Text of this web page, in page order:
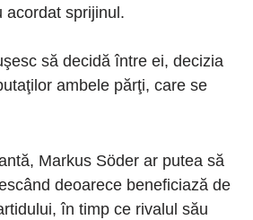
acordat sprijinul.
să decidă între ei, decizia
ambele părţi, care se
Markus Söder ar putea să
deoarece beneficiază de
în timp ce rivalul său